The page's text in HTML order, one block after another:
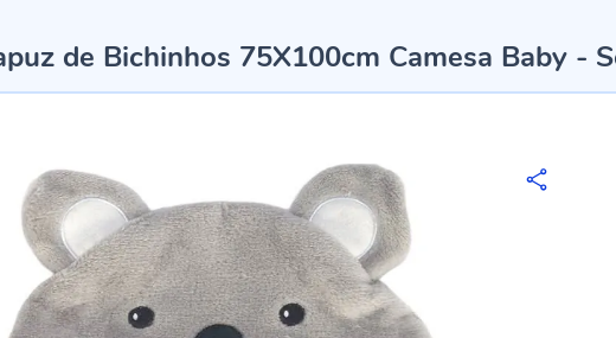
de Bichinhos 75X100cm Camesa Baby -